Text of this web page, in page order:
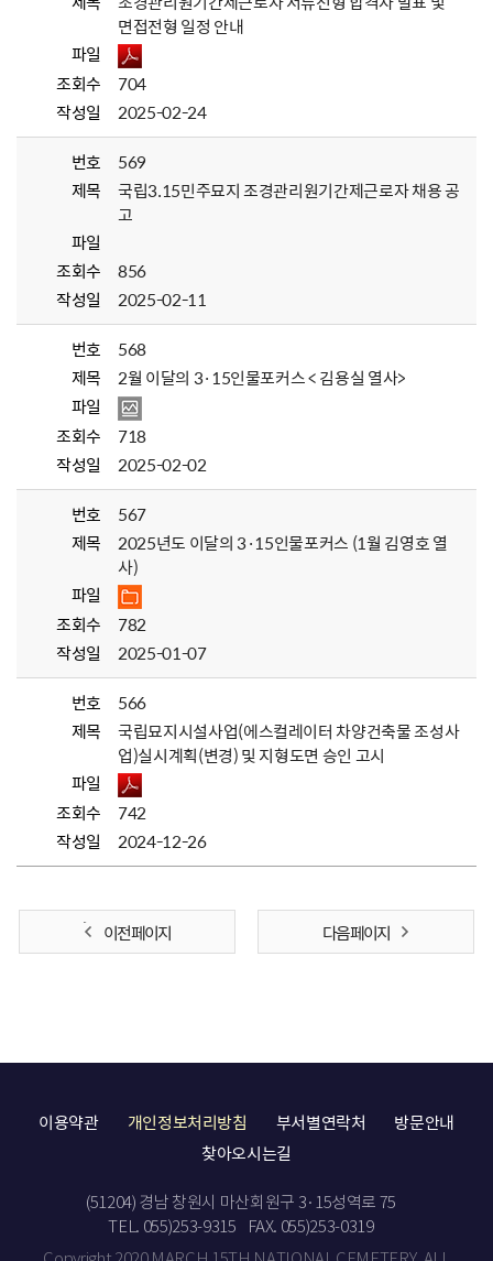
면접전형 일정 안내
파일
조회수
704
작성일
2025-02-24
번호
569
제목
국립3.15민주묘지 조경관리원기간제근로자 채용 공
고
파일
조회수
856
작성일
2025-02-11
번호
568
제목
2월 이달의 3·15인물포커스 < 김용실 열사>
파일
조회수
718
작성일
2025-02-02
번호
567
제목
2025년도 이달의 3·15인물포커스 (1월 김영호 열
사)
파일
조회수
782
작성일
2025-01-07
번호
566
제목
국립묘지시설사업(에스컬레이터 차양건축물 조성사
업)실시계획(변경) 및 지형도면 승인 고시
파일
조회수
742
작성일
2024-12-26
이전 페이지 다음 페이지
이용약관 개인정보처리방침 부서별연락처
방문안내
찾아오시는길
(51204) 경남 창원시 마산회원구 3·15성역로 75
TEL. 055)253-9315
FAX. 055)253-0319